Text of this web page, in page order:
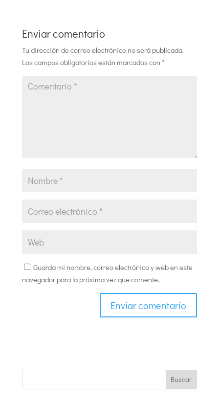
Enviar comentario
Tu dirección de correo electrónico no será publicada.
Los campos obligatorios están marcados con *
Guarda mi nombre, correo electrónico y web en este
navegador para la próxima vez que comente.
Buscar